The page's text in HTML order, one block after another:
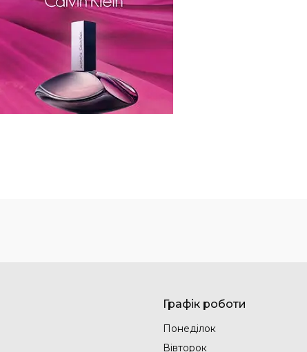
Графік роботи
Понеділок
Вівторок